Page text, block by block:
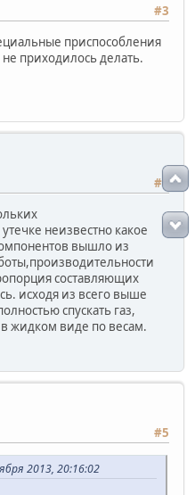
#3
приспособления
приходилось делать.
#4
неизвестно какое
вышло из
составляющих
исходя из всего выше
спускать газ,
в жидком виде по весам.
#5
2013, 20:16:02